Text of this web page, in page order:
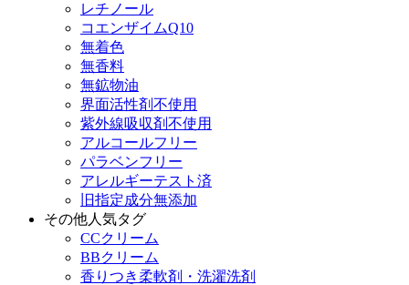
レチノール
コエンザイムQ10
無着色
無香料
無鉱物油
界面活性剤不使用
紫外線吸収剤不使用
アルコールフリー
パラベンフリー
アレルギーテスト済
旧指定成分無添加
その他人気タグ
CCクリーム
BBクリーム
香りつき柔軟剤・洗濯洗剤